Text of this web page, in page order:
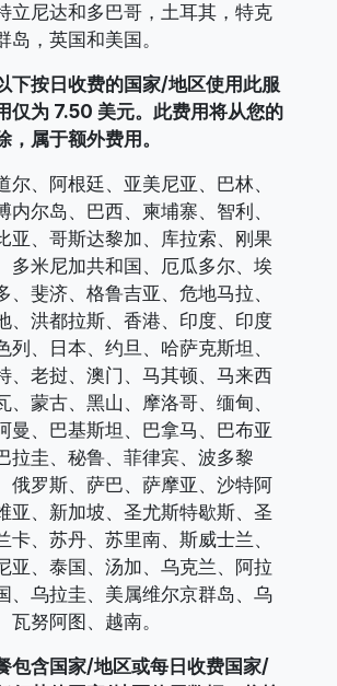
立尼达和多巴哥，土耳其，特克
岛，英国和美国。
下按日收费的国家/地区使用此服
仅为 7.50 美元。此费用将从您的
，属于额外费用。
尔、阿根廷、亚美尼亚、巴林、
内尔岛、巴西、柬埔寨、智利、
亚、哥斯达黎加、库拉索、刚果
多米尼加共和国、厄瓜多尔、埃
、斐济、格鲁吉亚、危地马拉、
、洪都拉斯、香港、印度、印度
列、日本、约旦、哈萨克斯坦、
、老挝、澳门、马其顿、马来西
、蒙古、黑山、摩洛哥、缅甸、
曼、巴基斯坦、巴拿马、巴布亚
拉圭、秘鲁、菲律宾、波多黎
俄罗斯、萨巴、萨摩亚、沙特阿
亚、新加坡、圣尤斯特歇斯、圣
卡、苏丹、苏里南、斯威士兰、
亚、泰国、汤加、乌克兰、阿拉
、乌拉圭、美属维尔京群岛、乌
瓦努阿图、越南。
包含国家/地区或每日收费国家/